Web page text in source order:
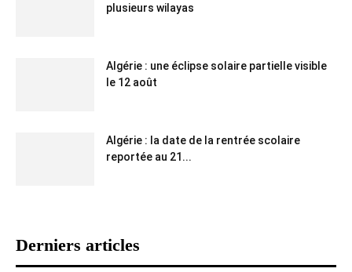
plusieurs wilayas
Algérie : une éclipse solaire partielle visible
le 12 août
Algérie : la date de la rentrée scolaire
reportée au 21...
Derniers articles